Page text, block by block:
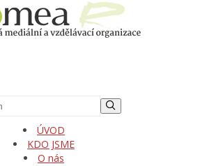
ÚVOD
KDO JSME
O nás